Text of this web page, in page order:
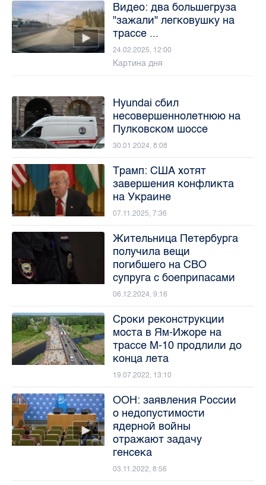
Видео: два большегруза
"зажали" легковушку на
трассе ...
24.02.2025, 12:00
Картина дня
Hyundai сбил
несовершеннолетнюю на
Пулковском шоссе
30.01.2024, 8:08
Трамп: США хотят
завершения конфликта
на Украине
07.11.2025, 7:36
Жительница Петербурга
получила вещи
погибшего на СВО
супруга с боеприпасами
06.12.2024, 9:16
Сроки реконструкции
моста в Ям-Ижоре на
трассе М-10 продлили до
конца лета
19.07.2022, 13:10
ООН: заявления России
о недопустимости
ядерной войны
отражают задачу
генсека
03.11.2022, 8:56